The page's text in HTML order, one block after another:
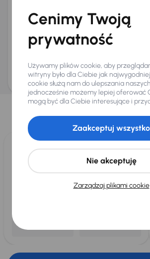
Na numer telefonu (opcjonalnie)
Wyślij zapytanie
ani zagwarantowaną dostępnością pojazdu. AURES
Dopraváků 874/15, Čimice, 184 00 Praga 8, będzie
Twoje dane osobowe zgodnie z zasadami ochrony i
osobowych
Wybraliśmy dla
Wybieramy dla Ciebienajlepsze pojazdyz
dla Ciebiedo 400 pojazdów
Cenimy Twoją
prywatność
Używamy plików cookie, aby
witryny było dla Ciebie jak
cookie służą nam do ulepszania naszych
jednocześnie możemy lepiej oferować
mogą być dla Ciebie interesujące i
Zarządzaj plikami cookie
Nie akceptuję
Zaakceptuj wszystko